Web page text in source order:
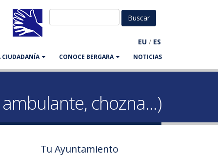
EU / ES
CIUDADANÍA CONOCE BERGARA NOTICIAS
chozna...)
Tu Ayuntamiento